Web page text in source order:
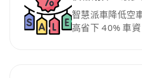
智慧派車降低空
高省下 40% 車